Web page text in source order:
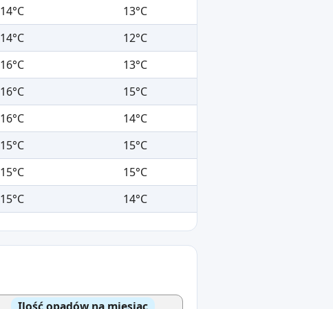
14°C
13°C
14°C
12°C
16°C
13°C
16°C
15°C
16°C
14°C
15°C
15°C
15°C
15°C
15°C 14°C